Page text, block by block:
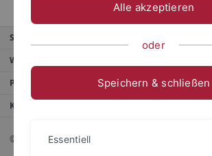
Service
Weitere Angebote
Portale
Kontaktinfo
© 2026 Eberhard Karls Universität Tübingen, Tübingen
Alle akzeptieren
oder
Speichern & schließen
Essentiell